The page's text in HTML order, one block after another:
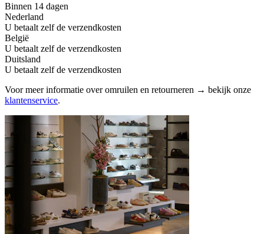
Binnen 14 dagen
Nederland
U betaalt zelf de verzendkosten
België
U betaalt zelf de verzendkosten
Duitsland
U betaalt zelf de verzendkosten
Voor meer informatie over omruilen en retourneren → bekijk onze
klantenservice.